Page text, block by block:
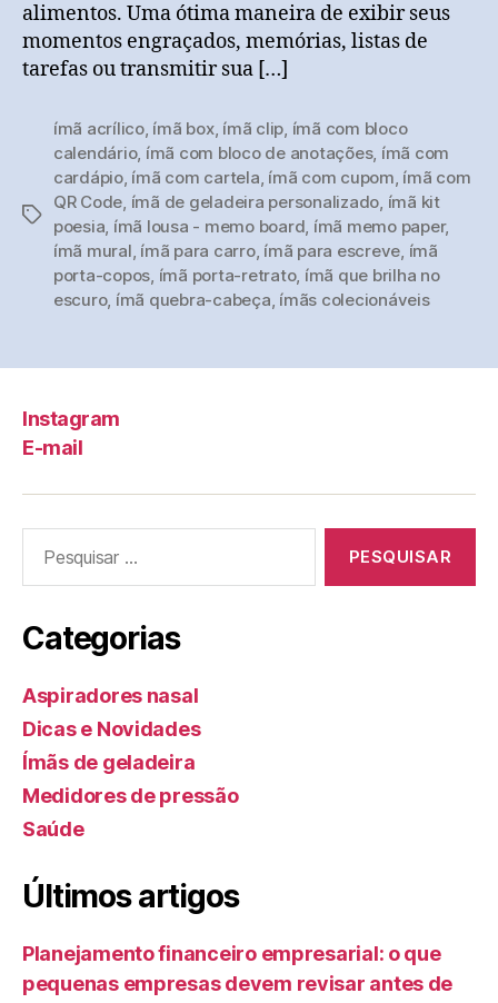
alimentos. Uma ótima maneira de exibir seus
momentos engraçados, memórias, listas de
tarefas ou transmitir sua […]
Tags
ímã acrílico, ímã box, ímã clip, ímã com bloco
calendário, ímã com bloco de anotações, ímã com
cardápio, ímã com cartela, ímã com cupom, ímã com
QR Code, ímã de geladeira personalizado, ímã kit
poesia, ímã lousa - memo board, ímã memo paper,
ímã mural, ímã para carro, ímã para escreve, ímã
porta-copos, ímã porta-retrato, ímã que brilha no
escuro, ímã quebra-cabeça, ímãs colecionáveis
Instagram
E-mail
por:
Categorias
Aspiradores nasal
Dicas e Novidades
Ímãs de geladeira
Medidores de pressão
Saúde
Últimos artigos
Planejamento financeiro empresarial: o que
pequenas empresas devem revisar antes de